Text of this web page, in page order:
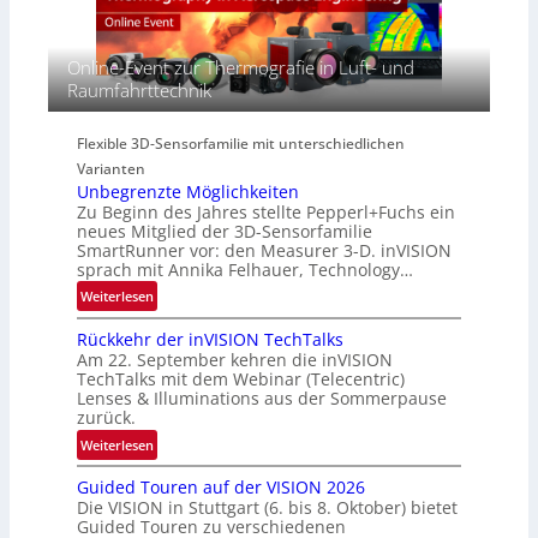
t
s
S
e
r
-
B
-
R
u
n
d
e
A
-
R
e
i
o
n
s
p
e
c
t
l
N
e
w
s
‘
Online-Event zur Thermografie in Luft- und
Raumfahrttechnik
Flexible 3D-Sensorfamilie mit unterschiedlichen
Varianten
Unbegrenzte Möglichkeiten
Zu Beginn des Jahres stellte Pepperl+Fuchs ein
neues Mitglied der 3D-Sensorfamilie
SmartRunner vor: den Measurer 3-D. inVISION
sprach mit Annika Felhauer, Technology…
Weiterlesen:
U
n
b
e
g
r
e
z
t
Rückkehr der inVISION TechTalks
Am 22. September kehren die inVISION
TechTalks mit dem Webinar (Telecentric)
Lenses & Illuminations aus der Sommerpause
zurück.
Weiterlesen:
R
ü
c
Guided Touren auf der VISION 2026
Die VISION in Stuttgart (6. bis 8. Oktober) bietet
Guided Touren zu verschiedenen